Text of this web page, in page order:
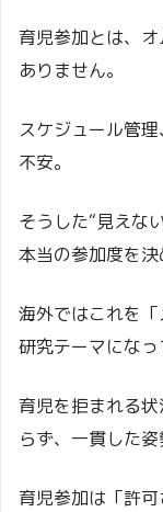
育児参加とは、
ありません。
スケジュール管
不安。
そうした“見えな
本当の参加度を決
海外ではこれを
研究テーマになっ
育児を拒まれる
らず、一貫した姿
育児参加は「許